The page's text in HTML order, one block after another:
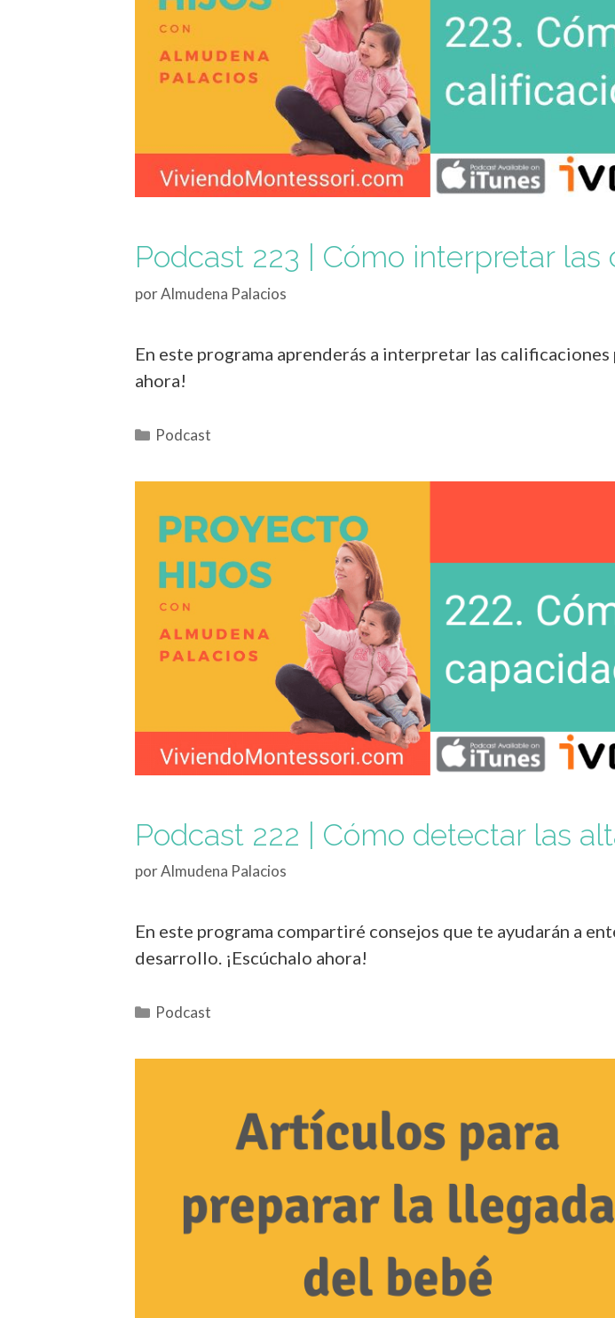
Podcast 223 | Cómo interpretar
porAlmudena Palacios
En este programa aprenderás a interpretar las
ahora!
Podcast
Podcast 222 | Cómo detectar las
porAlmudena Palacios
En este programa compartiré consejos que te ayudarán a
desarrollo. ¡Escúchalo ahora!
Podcast